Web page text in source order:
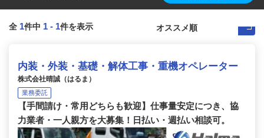
全 1件中 1 - 1件を表示
内装・外装・基礎・解体工事・重機オペレーター
株式会社晴誠（はるま）
業務委託
【手間請け・常用どちらも歓迎】仕事量安定につき、協
力業者・一人親方を大募集！日払い・週払い相談可。